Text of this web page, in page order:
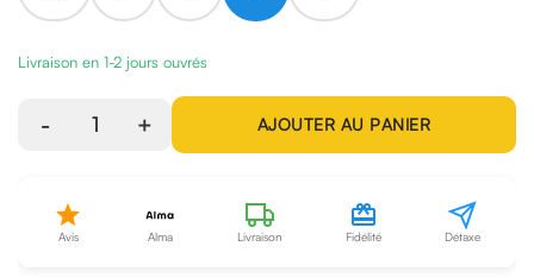
Livraison en 1-2 jours ouvrés
- 1 + AJOUTER AU PANIER
Avis Alma Livraison Fidélité Détaxe